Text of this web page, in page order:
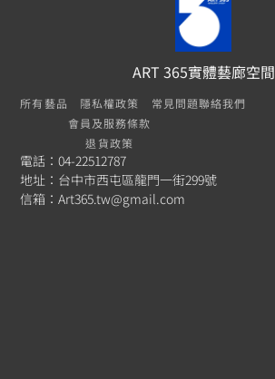
ART 365實體藝廊空間
所有藝品
隱私權政策
會員及服務條款
退貨政策
常見問題聯絡我們
電話：04-22512787
地址：台中市西屯區龍門一街299號
信箱：Art365.tw@gmail.com